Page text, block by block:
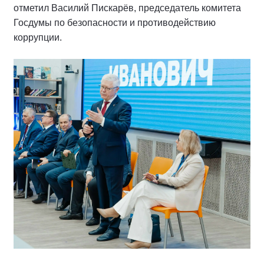
отметил Василий Пискарёв, председатель комитета
Госдумы по безопасности и противодействию
коррупции.